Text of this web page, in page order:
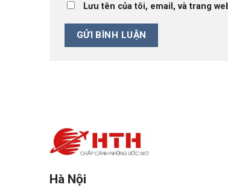
Lưu tên của tôi, email, và trang
Hà Nội